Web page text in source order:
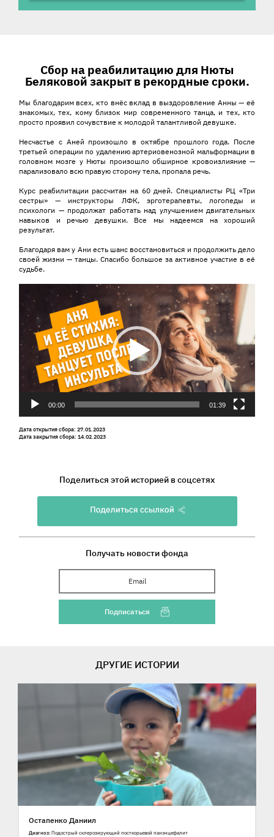
Сбор на реабилитацию для Нюты
Беляковой закрыт в рекордные сроки.
Мы благодарим всех, кто внёс вклад в выздоровление Анны — её
знакомых, тех, кому близок мир современного танца, и тех, кто
просто проявил сочувствие к молодой талантливой девушке.
Несчастье с Аней произошло в октябре прошлого года. После
третьей операции по удалению артериовенозной мальформации в
головном мозге у Нюты произошло обширное кровоизлияние —
парализовало всю правую сторону тела, пропала речь.
Курс реабилитации рассчитан на 60 дней. Специалисты РЦ «Три
сестры» — инструкторы ЛФК, эрготерапевты, логопеды и
психологи — продолжат работать над улучшением двигательных
навыков и речью девушки. Все мы надеемся на хороший
результат.
Благодаря вам у Ани есть шанс восстановиться и продолжить дело
своей жизни — танцы. Спасибо большое за активное участие в её
судьбе.
Видеоплеер
00:00 01:39
Дата открытия сбора: 27.01.2023
Дата закрытия сбора: 14.02.2023
Поделиться этой историей в соцсетях
Получать новости фонда
Ваш Email
Подписаться
ДРУГИЕ ИСТОРИИ
Остапенко Даниил
Диагноз: Подострый склерозирующий посткорьевой панэнцефалит